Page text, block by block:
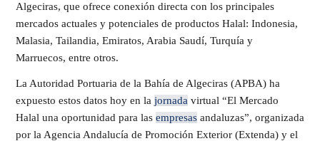
Algeciras, que ofrece conexión directa con los principales
mercados actuales y potenciales de productos Halal: Indonesia,
Malasia, Tailandia, Emiratos, Arabia Saudí, Turquía y
Marruecos, entre otros.
La Autoridad Portuaria de la Bahía de Algeciras (APBA) ha
expuesto estos datos hoy en la jornada virtual “El Mercado
Halal una oportunidad para las empresas andaluzas”, organizada
por la Agencia Andalucía de Promoción Exterior (Extenda) y el